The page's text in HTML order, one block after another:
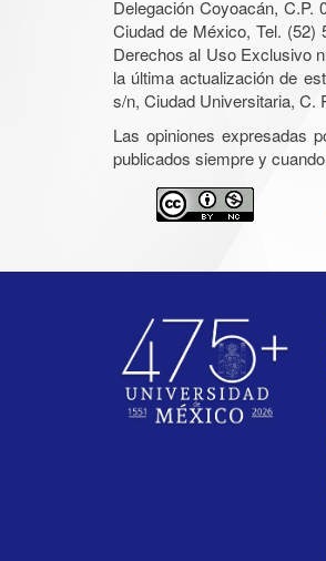
Delegación Coyoacán, C.P.
Ciudad de México, Tel. (52)
Derechos al Uso Exclusivo
la última actualización de
s/n, Ciudad Universitaria, C.
Las opiniones expresadas
publicados siempre y